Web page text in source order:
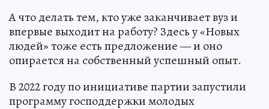
А что делать тем, кто уже заканчивает вуз и
впервые выходит на работу? Здесь у «Новых
людей» тоже есть предложение — и оно
опирается на собственный успешный опыт.
В 2022 году по инициативе партии запустили
программу господдержки молодых